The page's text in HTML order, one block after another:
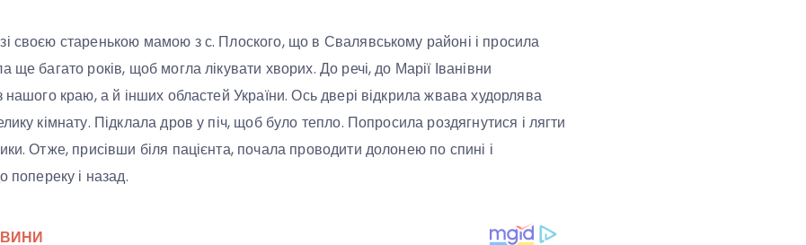
своєю старенькою мамою з с. Плоского, що в Свалявському районі і просила
багато років, щоб могла лікувати хворих. До речі, до Марії Іванівни
нашого краю, а й інших областей України. Ось двері відкрила жвава худорлява
кімнату. Підклала дров у піч, щоб було тепло. Попросила роздягнутися і лягти
Отже, присівши біля пацієнта, почала проводити долонею по спині і
попереку і назад.